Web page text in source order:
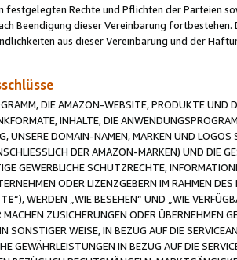
festgelegten Rechte und Pflichten der Parteien
Beendigung dieser Vereinbarung
aus dieser Vereinbarung und der
DIE AMAZON-WEBSITE, PRODUKTE UND
INHALTE, DIE
UNSERE DOMAIN-NAMEN, MARKEN UND
DER AMAZON-MARKEN) UND DIE
GEWERBLICHE SCHUTZRECHTE,
ODER LIZENZGEBERN IM RAHMEN
“), WERDEN „WIE BESEHEN“ UND „WIE
MACHEN ZUSICHERUNGEN ODER ÜBERNEHMEN
SONSTIGER WEISE, IN BEZUG AUF DIE
GEWÄHRLEISTUNGEN IN BEZUG AUF DIE